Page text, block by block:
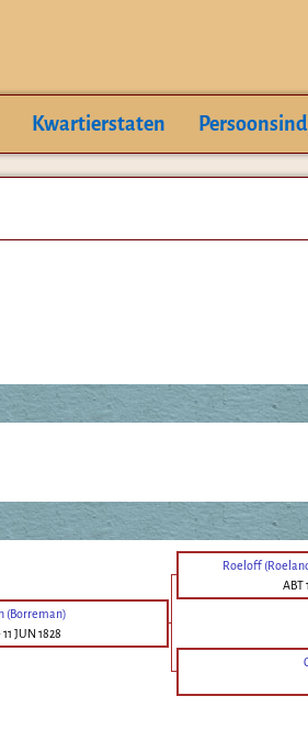
Kwartierstaten
Roeloff
ABT
(Borreman)
11 JUN 1828